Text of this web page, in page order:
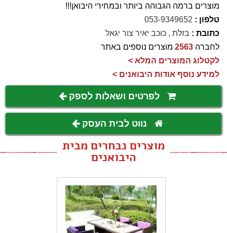
מוצרים ברמה הגבוהה ביותר ובמחירי היבואן!!!
טלפון : 053-9349652
כתובת : בזלת , כוכב יאיר צור יגאל
לחברה 2563 מוצרים נוספים באתר
לקטלוג המוצרים המלא >
למידע נוסף אודות היבואנים >
לפרטים ושאלות לספק
נווט לבית העסק
מוצרים נבחרים מבית
היבואנים